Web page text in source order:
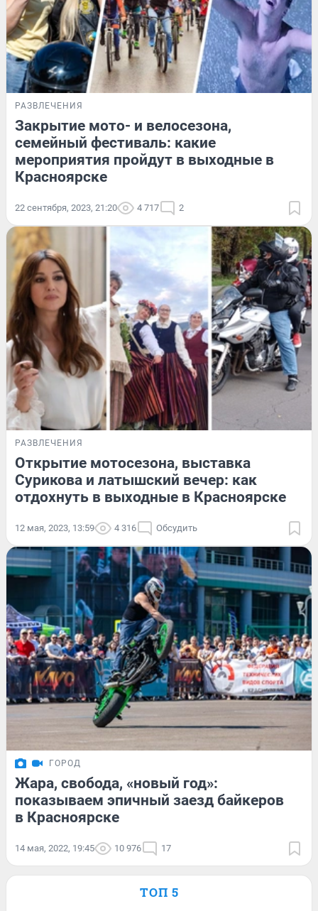
РАЗВЛЕЧЕНИЯ
Закрытие мото- и велосезона,
семейный фестиваль: какие
мероприятия пройдут в выходные в
Красноярске
22 сентября, 2023, 21:20 4 717 2
РАЗВЛЕЧЕНИЯ
Открытие мотосезона, выставка
Сурикова и латышский вечер: как
отдохнуть в выходные в Красноярске
12 мая, 2023, 13:59 4 316 Обсудить
ГОРОД
Жара, свобода, «новый год»:
показываем эпичный заезд байкеров
в Красноярске
14 мая, 2022, 19:45 10 976 17
ТОП 5